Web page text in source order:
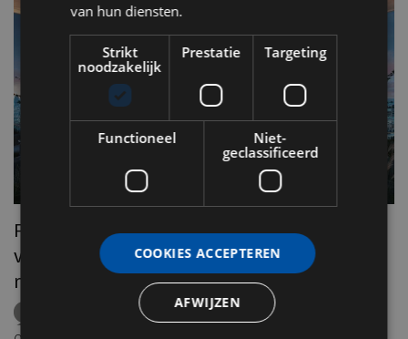
Front row seats voor de zonsverduistering
van 12 augustus: hier beleef je het
natuurfenomeen in stijl
eclips Europa
van hun diensten.
Strikt
noodzakelijk
Prestatie Targeting
Functioneel
Niet-
geclassificeerd
COOKIES ACCEPTEREN
AFWIJZEN